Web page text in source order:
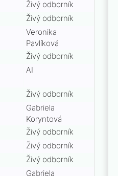
Živý odborník
Živý odborník
Veronika
Pavlíková
Živý odborník
AI
Živý odborník
Gabriela
Koryntová
Živý odborník
Živý odborník
Živý odborník
Gabriela